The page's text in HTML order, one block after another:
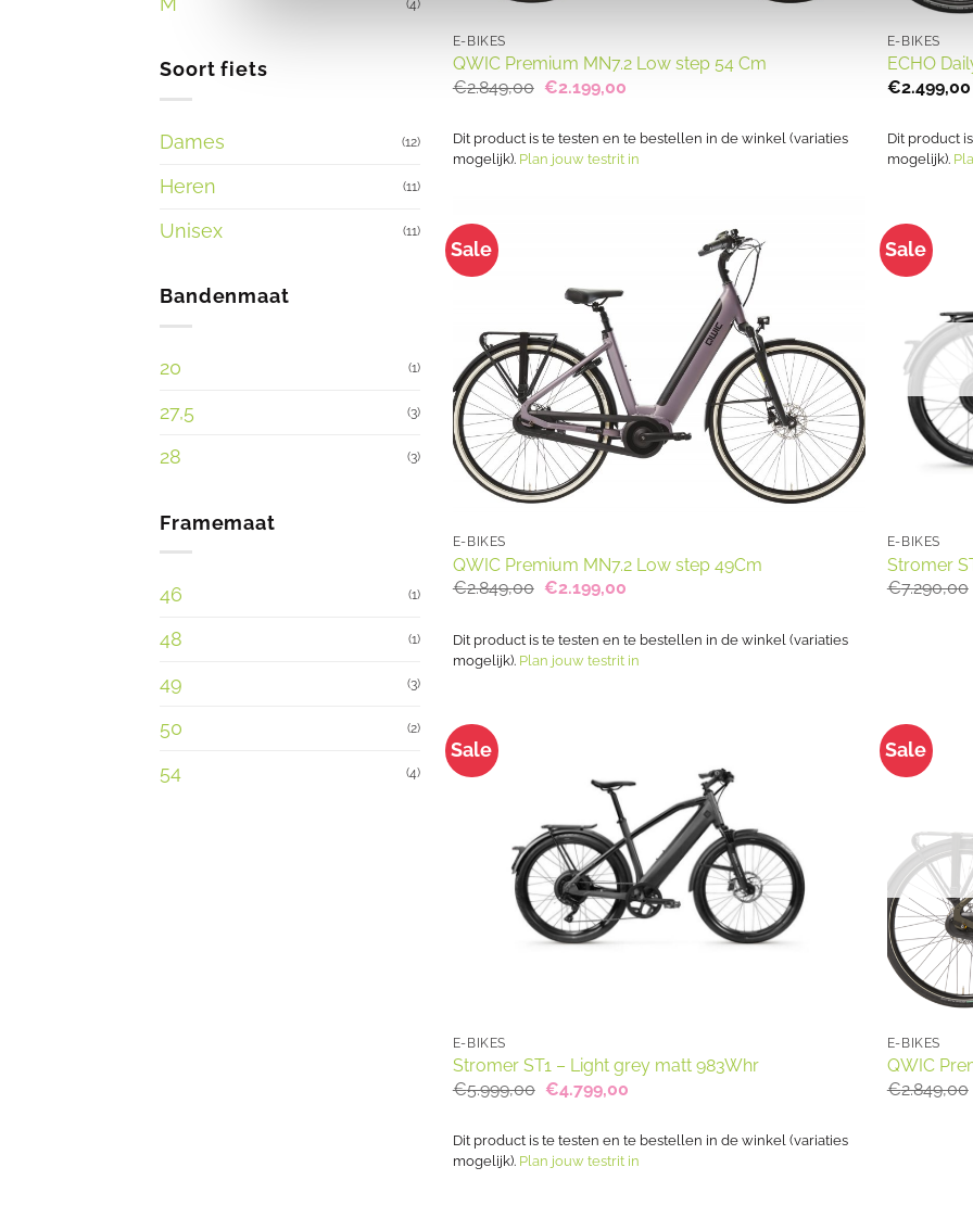
(4)
Soort fiets
Dames (12)
Heren (11)
Unisex (11)
Bandenmaat
20 (1)
27,5 (3)
28 (3)
Framemaat
46 (1)
48 (1)
49 (3)
50 (2)
54 (4)
E-BIKES
QWIC Premium MN7.2 Low step 54 Cm
€2.849,00 Oorspronkelijke
€2.849,00.
€2.199,00Huidige
€2.199,00.
Dit product is te testen en te bestellen in de winkel (variaties
mogelijk). Plan jouw testrit in
E-BIKES
ECHO
€2.499,00
Dit product
mogelijk).
Sale
E-BIKES
QWIC Premium MN7.2 Low step 49Cm
€2.849,00 Oorspronkelijke
€2.849,00.
€2.199,00Huidige
€2.199,00.
Dit product is te testen en te bestellen in de winkel (variaties
mogelijk). Plan jouw testrit in
Sale
E-BIKES
Stromer
€7.290,00
Sale
E-BIKES
Stromer ST1 – Light grey matt 983Whr
€5.999,00 Oorspronkelijke
prijs
€5.999,00.
€4.799,00Huidige
€4.799,00.
Dit product is te testen en te bestellen in de winkel (variaties
mogelijk). Plan jouw testrit in
Sale
E-BIKES
QWIC
€2.849,00